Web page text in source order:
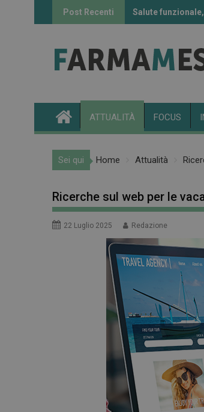
Post Recenti Salute
Informazione sui
ATTUALITÀ FOCUS
Sei qui Home Attualità
Ricerche sul web per le
22 Luglio 2025 Redazione